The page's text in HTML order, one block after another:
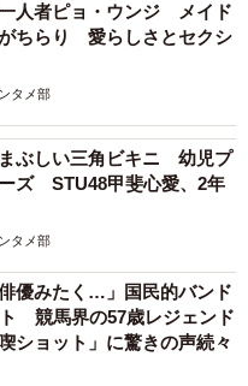
人者ピョ・ウンジ メイド
ちらり 愛らしさとセクシ
タメ部
ぶしい三角ビキニ 幼児プ
ズ STU48甲斐心愛、2年
タメ部
俳優みたく…」国民的バンド
競馬界の57歳レジェンド
ショット」に驚きの声続々